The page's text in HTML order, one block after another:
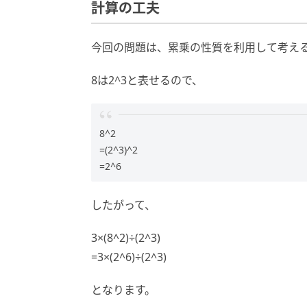
計算の工夫
今回の問題は、累乗の性質を利用して考え
8は2^3と表せるので、
8^2
=(2^3)^2
=2^6
したがって、
3×(8^2)÷(2^3)
=3×(2^6)÷(2^3)
となります。